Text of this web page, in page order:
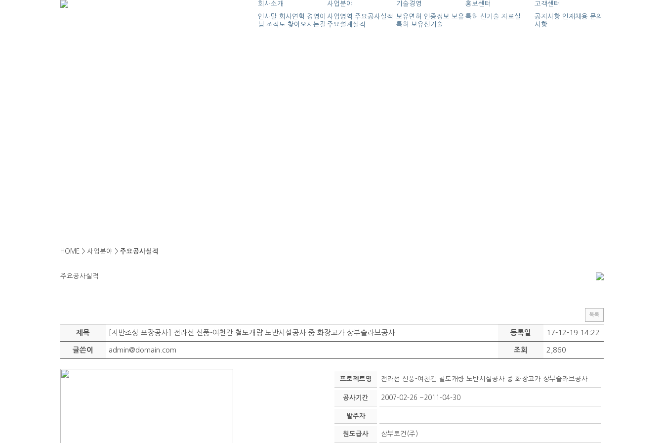
회사소개 사업분야 기술경영 홍보센터
고객센터
인사말 회사연혁 경영이
념 조직도 찾아오시는길
사업영역 주요공사실적
주요설계실적
보유면허 인증정보 보유
특허 보유신기술
특허 신기술 자료실 공지사항 인재채용 문의
사항
HOME > 사업분야 > 주요공사실적
주요공사실적
목록
제목 [지반조성.포장공사] 전라선 신풍-여천간 철도개량 노반시설공사 중 화장고가 상부슬라브공사 등록일 17-12-19 14:22
글쓴이 admin@domain.com 조회 2,860
프로젝트명 전라선 신풍-여천간 철도개량 노반시설공사 중 화장고가 상부슬라브공사
공사기간 2007-02-26 ~2011-04-30
발주자
원도급사 삼부토건(주)